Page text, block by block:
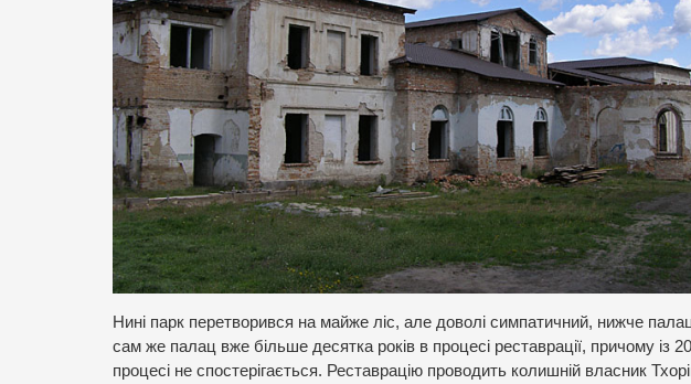
Нині парк перетворився на майже ліс, але доволі симпатичний, нижче
сам же палац вже більше десятка років в процесі реставрації, причому із
процесі не спостерігається. Реставрацію проводить колишній власник